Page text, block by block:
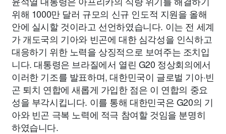
위해 1000만 달러 규모의 신규 인도적 지원을 올해
안에 실시할 것이라고 선언하였습니다. 이는 전 세계
가 개도국의 기아와 빈곤에 대한 심각성을 인식하고
대응하기 위한 노력을 상징적으로 보여주는 조치입
니다. 대통령은 브라질에서 열린 G20 정상회의에서
이러한 기조를 발표하며, 대한민국이 글로벌 기아·빈
곤 퇴치 연합에 새롭게 가입한 점은 이 연합의 중요
성을 부각시킵니다. 이를 통해 대한민국은 G20의 기
아와 빈곤 극복 노력에 적극 참여할 것임을 분명히
하였습니다.